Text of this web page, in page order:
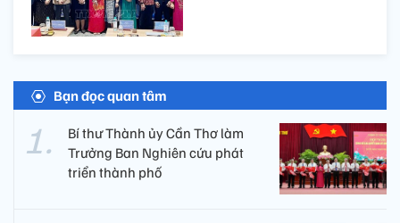
Bạn đọc quan tâm
Bí thư Thành ủy Cần Thơ làm
Trưởng Ban Nghiên cứu phát
triển thành phố